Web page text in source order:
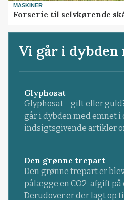
MASKINER
Forserie til selvkørende
Vi går i dybden
Glyphosat
Glyphosat – gift eller
går i dybden med emnet i
indsigtsgivende artikler
Den grønne trepart
Den grønne trepart er
pålægge en CO2-afgift på
Derudover er der lagt op